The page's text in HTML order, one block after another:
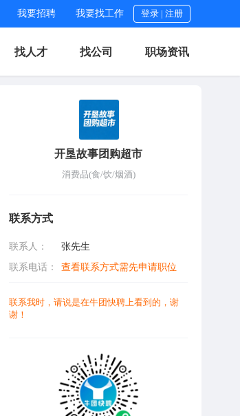
我要招聘 我要找工作 登录 | 注册
找人才 找公司 职场资讯
开垦故事团购超市
消费品(食/饮/烟酒)
联系方式
联系人：
张先生
联系电话：
查看联系方式需先申请职位
联系我时，请说是在牛团快聘上看到的，谢
谢！